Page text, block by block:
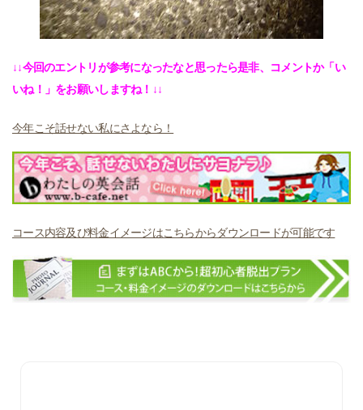
↓↓今回のエントリが参考になったなと思ったら是非、コメントか「い
いね！」をお願いしますね！↓↓
今年こそ話せない私にさよなら！
コース内容及び料金イメージはこちらからダウンロードが可能です